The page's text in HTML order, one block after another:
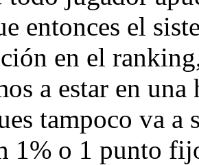
entonces el
en el
a estar en
tampoco va a
1% o 1 punto